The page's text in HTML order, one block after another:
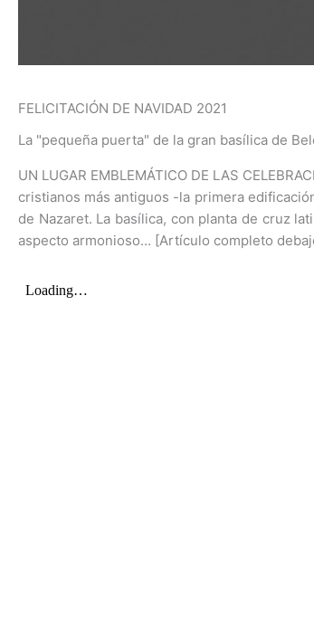
FELICITACIÓN DE NAVIDAD 2021
La "pequeña puerta" de la gran basílica de
UN LUGAR EMBLEMÁTICO DE LAS
cristianos más antiguos -la primera
de Nazaret. La basílica, con planta de cruz
aspecto armonioso… [Artículo completo